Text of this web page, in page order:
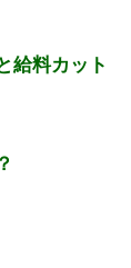
給料カット